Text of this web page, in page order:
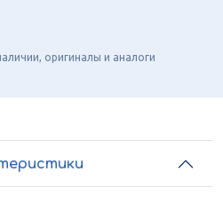
оригиналы и аналоги